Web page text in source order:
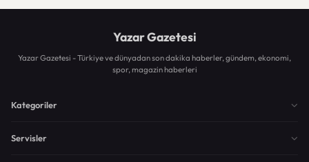
Yazar Gazetesi
Yazar Gazetesi - Türkiye ve dünyadan son dakika haberler, gündem, ekonomi,
spor, magazin haberleri
Kategoriler
Servisler